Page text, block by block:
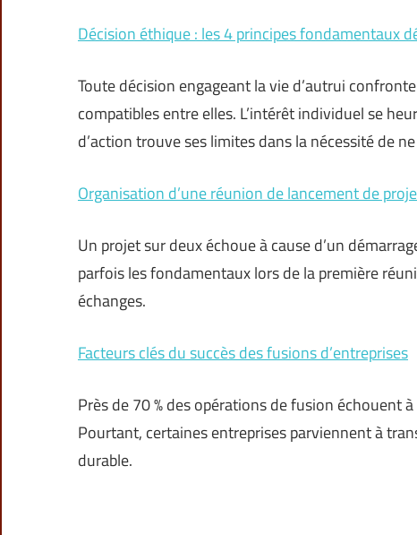
Décision éthique : les 4 principes fondamentaux
Toute décision engageant la vie d’autrui
compatibles entre elles. L’intérêt individuel se
d’action trouve ses limites dans la nécessité de
Organisation d’une réunion de lancement de
Un projet sur deux échoue à cause d’un
parfois les fondamentaux lors de la première
échanges.
Facteurs clés du succès des fusions d’entreprises
Près de 70 % des opérations de fusion échouent
Pourtant, certaines entreprises parviennent à
durable.